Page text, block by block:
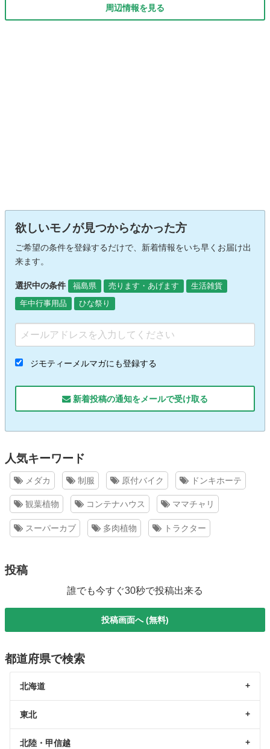
周辺情報を見る
欲しいモノが見つからなかった方
ご希望の条件を登録するだけで、新着情報をいち早くお届け出
来ます。
選択中の条件 福島県 売ります・あげます
生活雑貨
年中行事用品
ひな祭り
ジモティーメルマガにも登録する
新着投稿の通知をメールで受け取る
人気キーワード
メダカ 制服 原付バイク ドンキホーテ
観葉植物 コンテナハウス ママチャリ
スーパーカブ 多肉植物 トラクター
投稿
誰でも今すぐ30秒で投稿出来る
投稿画面へ (無料)
都道府県で検索
北海道
東北
北陸・甲信越